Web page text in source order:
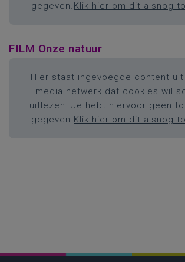
gegeven. Klik hier om dit alsnog
FILM Onze natuur
Hier staat ingevoegde content
media netwerk dat cookies wil
uitlezen. Je hebt hiervoor geen
gegeven. Klik hier om dit alsnog